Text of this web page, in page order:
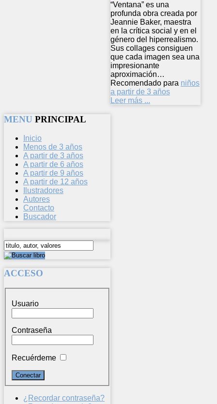
“Ventana” es una
profunda obra creada por
Jeannie Baker, maestra
en la crítica social y en el
género del hiperrealismo.
Sus collages consiguen
que cada imagen sea una
impresionante
aproximación…
Recomendado para niños
a partir de 3 años
Leer más ...
MENU PRINCIPAL
Inicio
Menos de 3 años
A partir de 3 años
A partir de 6 años
A partir de 9 años
A partir de 12 años
Ilustradores
Autores
Contacto
Buscador
ACCESO
Usuario
Contraseña
Recuérdeme
¿Recordar contraseña?